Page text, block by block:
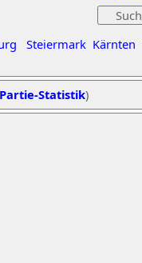
Steiermark Kärnten
Statistik)